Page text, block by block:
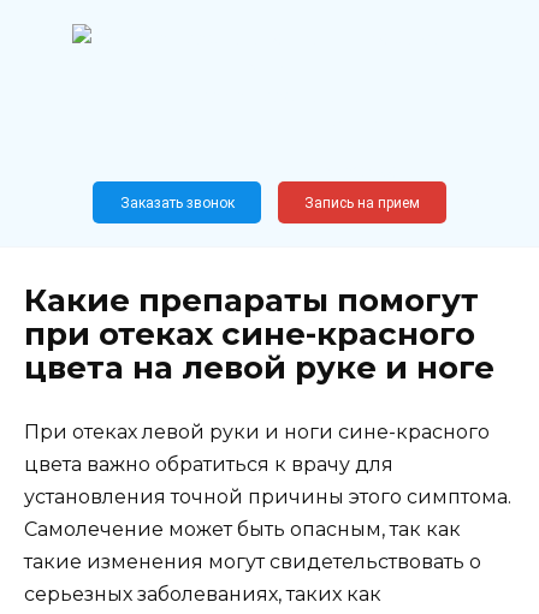
Новослободская, 62, к12
Заказать звонок Запись на прием
Какие препараты помогут
при отеках сине-красного
цвета на левой руке и ноге
При отеках левой руки и ноги сине-красного
цвета важно обратиться к врачу для
установления точной причины этого симптома.
Самолечение может быть опасным, так как
такие изменения могут свидетельствовать о
серьезных заболеваниях, таких как